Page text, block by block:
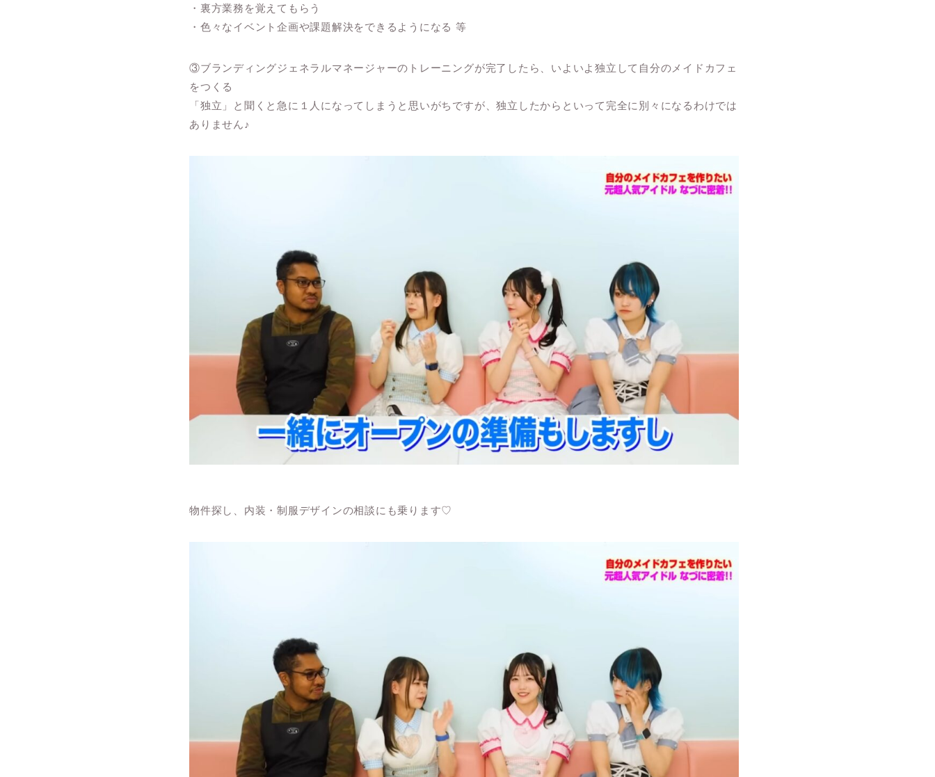
・裏方業務を覚えてもらう
・色々なイベント企画や課題解決をできるようになる 等
③ブランディングジェネラルマネージャーのトレーニングが完了したら、いよいよ独立して自分のメイドカフェ
をつくる
「独立」と聞くと急に１人になってしまうと思いがちですが、独立したからといって完全に別々になるわけでは
ありません♪
物件探し、内装・制服デザインの相談にも乗ります♡